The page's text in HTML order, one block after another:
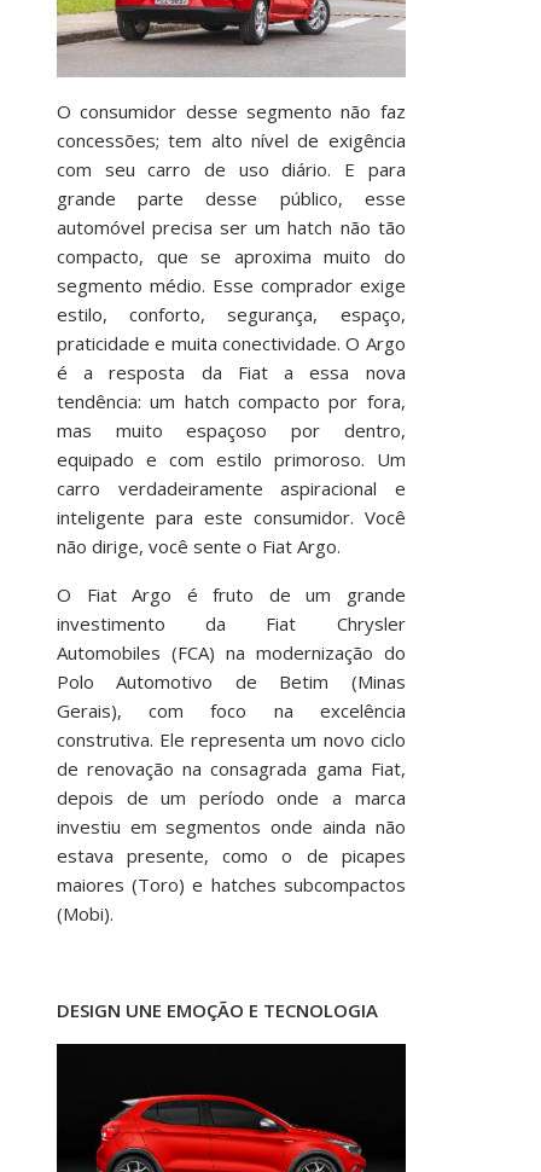
O consumidor desse segmento não faz
concessões; tem alto nível de exigência
com seu carro de uso diário. E para
grande parte desse público, esse
automóvel precisa ser um hatch não tão
compacto, que se aproxima muito do
segmento médio. Esse comprador exige
estilo, conforto, segurança, espaço,
praticidade e muita conectividade. O Argo
é a resposta da Fiat a essa nova
tendência: um hatch compacto por fora,
mas muito espaçoso por dentro,
equipado e com estilo primoroso. Um
carro verdadeiramente aspiracional e
inteligente para este consumidor. Você
não dirige, você sente o Fiat Argo.
O Fiat Argo é fruto de um grande
investimento da Fiat Chrysler
Automobiles (FCA) na modernização do
Polo Automotivo de Betim (Minas
Gerais), com foco na excelência
construtiva. Ele representa um novo ciclo
de renovação na consagrada gama Fiat,
depois de um período onde a marca
investiu em segmentos onde ainda não
estava presente, como o de picapes
maiores (Toro) e hatches subcompactos
(Mobi).
DESIGN UNE EMOÇÃO E TECNOLOGIA